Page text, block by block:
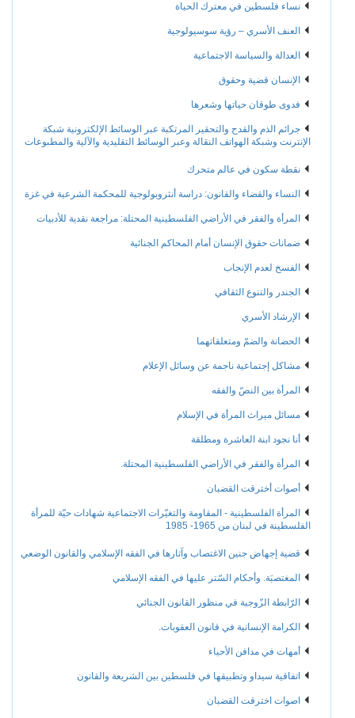
نساء فلسطين في معترك الحياة
العنف الأسري – رؤية سوسيولوجية
العدالة والسياسة الاجتماعية
الإنسان قضية وحقوق
فدوى طوقان حياتها وشعرها
جرائم الذم والقدح والتحقير المرتكبة عبر الوسائط الإلكترونية شبكة
الإنترنت وشبكة الهواتف النقالة وعبر الوسائط التقليدية والآلية والمطبوعات
نقطة سكون في عالم متحرك
النساء والقضاء والقانون: دراسة أنثروبولوجية للمحكمة الشرعية في غزة
المرأة والفقر في الأراضي الفلسطينية المحتلة: مراجعة نقدية للأدبيات
ضمانات حقوق الإنسان أمام المحاكم الجنائية
الفسخ لعدم الإنجاب
الجندر والتنوع الثقافي
الإرشاد الأسري
الحضانة والضمّ ومتعلقاتهما
مشاكل إجتماعية ناجمة عن وسائل الإعلام
المرأة بين النصّ والفقه
مسائل ميراث المرأة في الإسلام
أنا نجود ابنة العاشرة ومطلقة
المرأة والفقر في الأراضي الفلسطينية المحتلة.
أصوات أخترقت القضبان
المرأة الفلسطينية - المقاومة والتغيّرات الاجتماعية شهادات حيّة للمرأة
الفلسطينة في لبنان من 1965- 1985
قضية إجهاض جنين الاغتصاب وآثارها في الفقه الإسلامي والقانون الوضعي
المغتصبَة. وأحكام السّتر عليها في الفقه الإسلامي
الرّابطة الزّوجية في منظور القانون الجنائي
الكرامة الإنسانية في قانون العقوبات.
أمهات في مدافن الأحياء
اتفاقية سيداو وتطبيقها في فلسطين بين الشريعة والقانون
اصوات اخترقت القضبان